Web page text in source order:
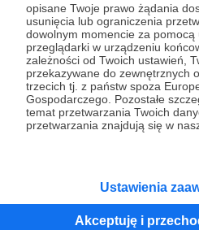
opisane Twoje prawo żądania
usunięcia lub ograniczenia
dowolnym momencie za pomocą
przeglądarki w urządzeniu
zależności od Twoich ustawień,
przekazywane do zewnętrznych
trzecich tj. z państw spoza
Gospodarczego. Pozostałe
temat przetwarzania Twoich
przetwarzania znajdują się w
Ustawienia
Akceptuję i
O Patronite
Dodatkowe produkty
Pomoc
RegulaminPolityka
Unia